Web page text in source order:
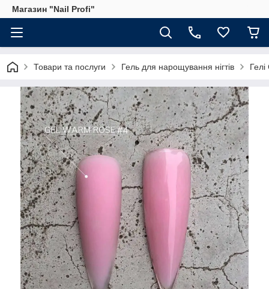
Магазин "Nail Profi"
Товари та послуги Гель для нарощування нігтів